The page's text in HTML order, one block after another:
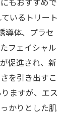
いるトリート
導体、プラセ
フェイシャル
促進され、新
を引き出すこ
ますが、エス
かりとした肌